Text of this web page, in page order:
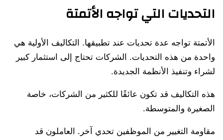
التحديات التي تواجه الأتمتة
الأتمتة تواجه عدة تحديات عند تطبيقها. التكاليف الأولية هي
واحدة من هذه التحديات. الشركات تحتاج إلى استثمار كبير
لشراء وتنفيذ الأنظمة الجديدة.
هذه التكاليف قد تكون عائقًا للكثير من الشركات، خاصة
الصغيرة والمتوسطة.
مقاومة التغيير من الموظفين تحدي آخر. العاملون قد